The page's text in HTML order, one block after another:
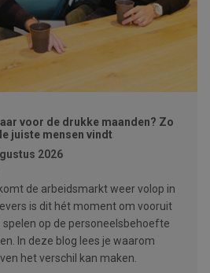
voor de drukke maanden? Zo
juiste mensen vindt
2026
de arbeidsmarkt weer volop in
is dit hét moment om vooruit
spelen op de personeelsbehoefte
In deze blog lees je waarom
het verschil kan maken.